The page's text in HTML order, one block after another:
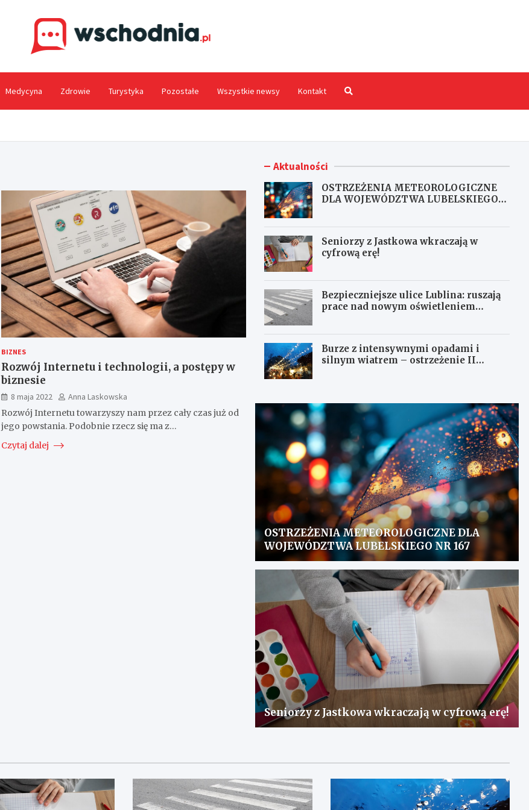
Medycyna Zdrowie Turystyka Pozostałe Wszystkie newsy Kontakt
BIZNES
Rozwój Internetu i technologii, a postępy w
biznesie
8 maja 2022
Anna Laskowska
Rozwój Internetu towarzyszy nam przez cały czas już od
jego powstania. Podobnie rzecz się ma z…
Czytaj dalej
Aktualności
OSTRZEŻENIA METEOROLOGICZNE
DLA WOJEWÓDZTWA LUBELSKIEGO
Seniorzy z Jastkowa wkraczają w
cyfrową erę!
Bezpieczniejsze ulice Lublina: ruszają
prace nad nowym oświetleniem
Burze z intensywnymi opadami i
silnym wiatrem – ostrzeżenie II
OSTRZEŻENIA METEOROLOGICZNE DLA
WOJEWÓDZTWA LUBELSKIEGO NR 167
Seniorzy z Jastkowa wkraczają w cyfrową erę!